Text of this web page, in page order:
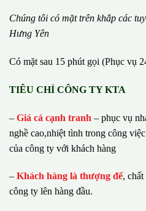
Chúng tôi có mặt trên khắp các tuy
Hưng Yên
Có mặt sau 15 phút gọi (Phục vụ
TIÊU CHÍ CÔNG TY KTA
– Giá cả cạnh tranh – phục vụ
nghề cao,nhiệt tình trong công
của công ty với khách hàng
– Khách hàng là thượng đế,
công ty lên hàng đầu.